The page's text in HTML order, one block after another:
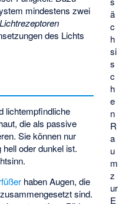
ä
c
h
si
s
c
h
e
n
R
a
u
m
z
ur
E
mindestens zwei
Lichtrezeptoren
des Lichts
lichtempfindliche
die als passive
Sie können nur
oder dunkel ist.
haben Augen, die
sind.